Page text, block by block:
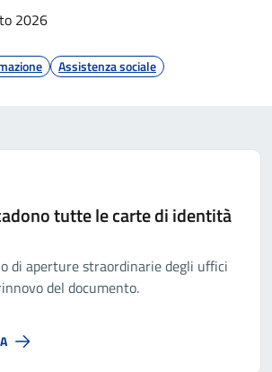
2026
Assistenza sociale
tutte le carte di identità
di aperture straordinarie degli uffici
del documento.